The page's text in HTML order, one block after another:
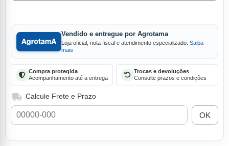
Vendido e entregue por Agrotama
Loja oficial, nota fiscal e atendimento especializado. Saiba
mais
Compra protegida
Acompanhamento até a entrega
Trocas e devoluções
Consulte prazos e condições
Calcule Frete e Prazo
OK